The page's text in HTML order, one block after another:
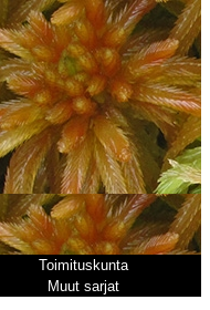
Toimituskunta
Muut sarjat